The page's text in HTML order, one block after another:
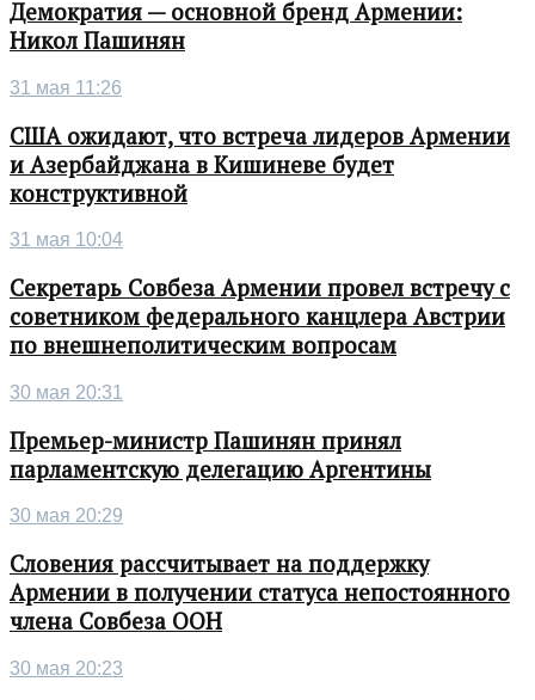
Демократия — основной бренд Армении:
Никол Пашинян
31 мая 11:26
США ожидают, что встреча лидеров Армении
и Азербайджана в Кишиневе будет
конструктивной
31 мая 10:04
Секретарь Совбеза Армении провел встречу с
советником федерального канцлера Австрии
по внешнеполитическим вопросам
30 мая 20:31
Премьер-министр Пашинян принял
парламентскую делегацию Аргентины
30 мая 20:29
Словения рассчитывает на поддержку
Армении в получении статуса непостоянного
члена Совбеза ООН
30 мая 20:23